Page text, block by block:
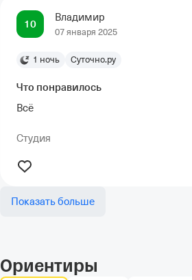
10
Владимир
07 января 2025
1 ночь Суточно.ру
Что понравилось
Всё
Студия
Показать больше
Ориентиры